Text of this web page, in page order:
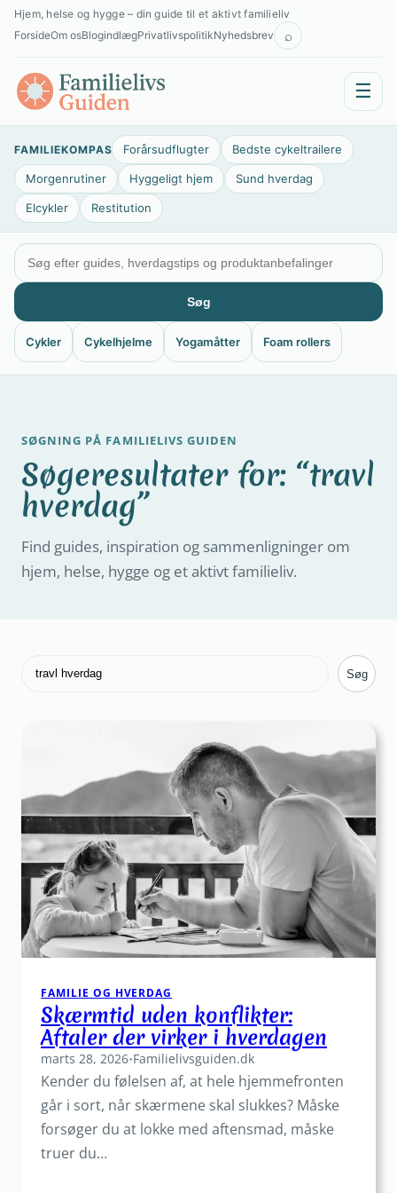
Spring
Hjem, helse og hygge – din guide til et aktivt familieliv
ForsideOm osBlogindlægPrivatlivspolitikNyhedsbrev ⌕
☰
FAMILIEKOMPAS Forårsudflugter Bedste cykeltrailere
Morgenrutiner Hyggeligt hjem Sund hverdag
Elcykler Restitution
Søg
Cykler Cykelhjelme Yogamåtter Foam rollers
SØGNING PÅ FAMILIELIVS GUIDEN
Søgeresultater for: “travl
hverdag”
Find guides, inspiration og sammenligninger om
hjem, helse, hygge og et aktivt familieliv.
Søg Søg
FAMILIE OG HVERDAG
Skærmtid uden konflikter:
Aftaler der virker i hverdagen
marts 28, 2026•Familielivsguiden.dk
Kender du følelsen af, at hele hjemmefronten
går i sort, når skærmene skal slukkes? Måske
forsøger du at lokke med aftensmad, måske
truer du…